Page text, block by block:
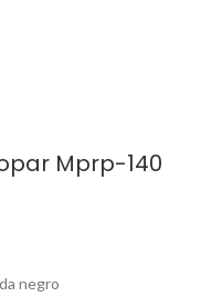
Mprp-140
negro